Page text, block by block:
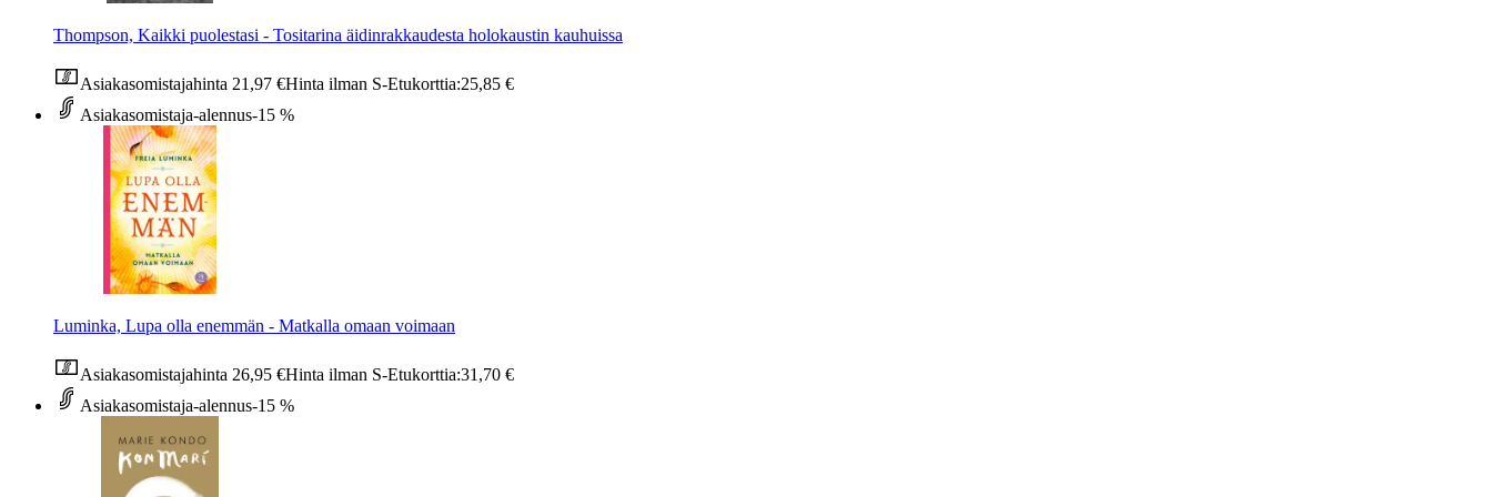
Thompson, Kaikki puolestasi - Tositarina äidinrakkaudesta holokaustin kauhuissa
Asiakasomistajahinta 21,97 €Hinta ilman S-Etukorttia:25,85 €
Asiakasomistaja-alennus-15 %
Luminka, Lupa olla enemmän - Matkalla omaan voimaan
Asiakasomistajahinta 26,95 €Hinta ilman S-Etukorttia:31,70 €
Asiakasomistaja-alennus-15 %